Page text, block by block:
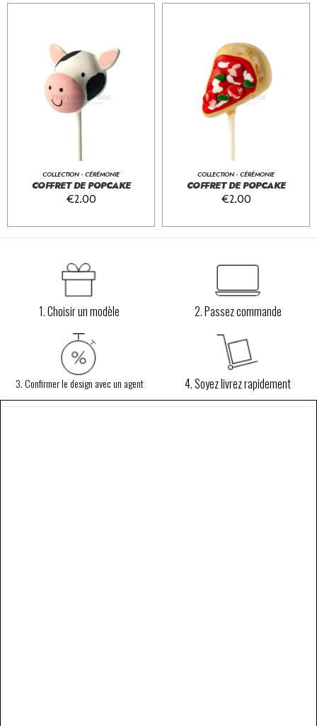
COLLECTION - CÉRÉMONIE
COFFRET DE POPCAKE
€2.00
COLLECTION - CÉRÉMONIE
COFFRET DE POPCAKE
€2.00
1. Choisir un modèle 2. Passez commande
3. Confirmer le design avec un agent 4. Soyez livrez rapidement